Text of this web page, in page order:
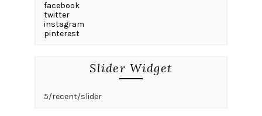
facebook
twitter
instagram
pinterest
Slider Widget
5/recent/slider